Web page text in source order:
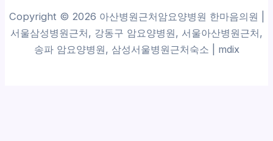
Copyright © 2026 아산병원근처암요양병원 한마음의원 |
서울삼성병원근처, 강동구 암요양병원, 서울아산병원근처,
송파 암요양병원, 삼성서울병원근처숙소 | mdix